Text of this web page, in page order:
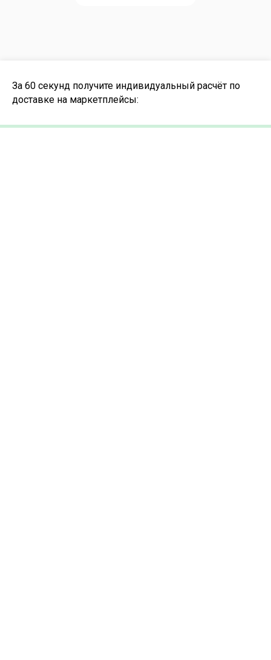
За 60 секунд получите индивидуальный расчёт по
доставке на маркетплейсы: